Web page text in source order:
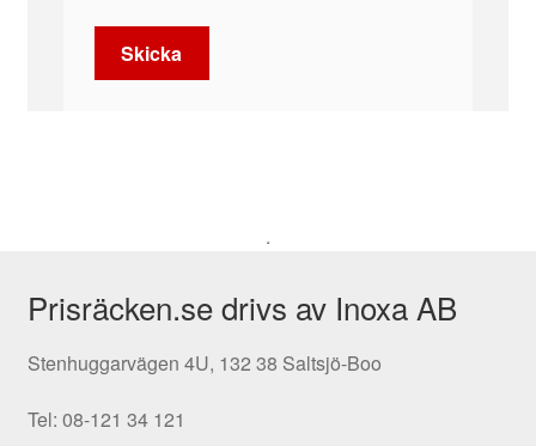
.
Prisräcken.se drivs av Inoxa AB
Stenhuggarvägen 4U, 132 38 Saltsjö-Boo
Tel: 08-121 34 121